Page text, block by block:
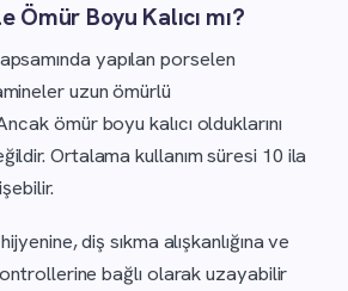
Ömür Boyu Kalıcı mı?
yapılan porselen
uzun ömürlü
ömür boyu kalıcı olduklarını
Ortalama kullanım süresi 10 ila
diş sıkma alışkanlığına ve
bağlı olarak uzayabilir